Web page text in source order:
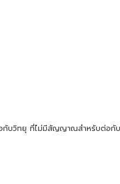
บวิทยุ ที่ไม่มีสัญญาณสำหรับต่อกับ